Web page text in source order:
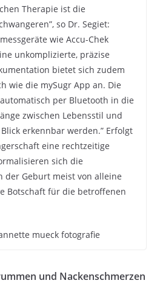
Therapie ist die
so Dr. Segiet:
wie Accu-Chek
unkomplizierte, präzise
bietet sich zudem
wie die mySugr App an. Die
per Bluetooth in die
zwischen Lebensstil und
erkennbar werden.” Erfolgt
eine rechtzeitige
sich die
der Geburt meist von alleine
Botschaft für die betroffenen
mueck fotografie
und Nackenschmerzen